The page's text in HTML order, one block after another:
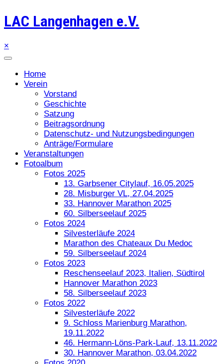
LAC Langenhagen e.V.
×
Home
Verein
Vorstand
Geschichte
Satzung
Beitragsordnung
Datenschutz- und Nutzungsbedingungen
Anträge/Formulare
Veranstaltungen
Fotoalbum
Fotos 2025
13. Garbsener Citylauf, 16.05.2025
28. Misburger VL, 27.04.2025
33. Hannover Marathon 2025
60. Silberseelauf 2025
Fotos 2024
Silvesterläufe 2024
Marathon des Chateaux Du Medoc
59. Silberseelauf 2024
Fotos 2023
Reschenseelauf 2023, Italien, Südtirol
Hannover Marathon 2023
58. Silberseelauf 2023
Fotos 2022
Silvesterläufe 2022
9. Schloss Marienburg Marathon,
19.11.2022
46. Hermann-Löns-Park-Lauf, 13.11.2022
30. Hannover Marathon, 03.04.2022